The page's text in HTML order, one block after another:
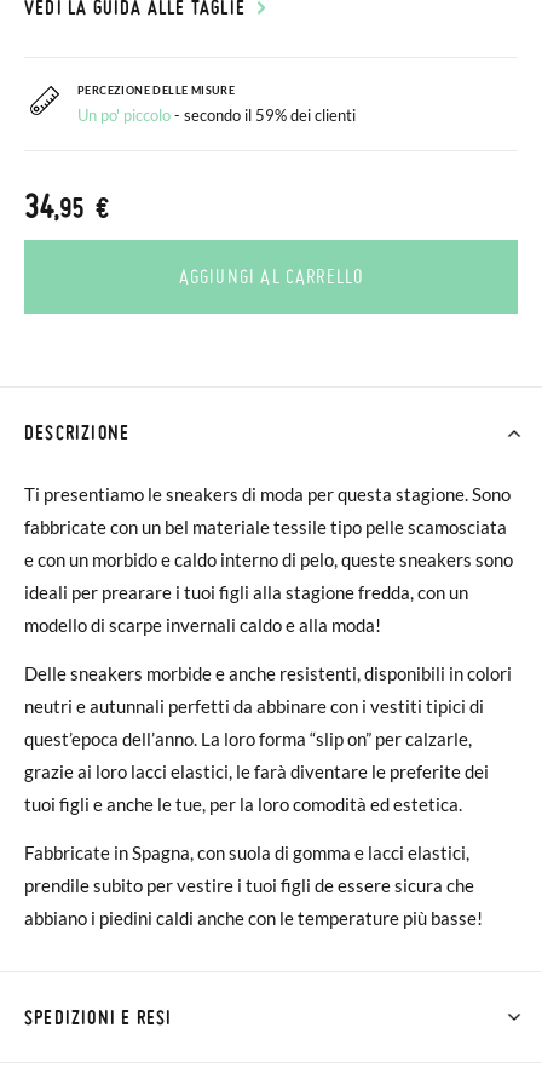
VEDI LA GUIDA ALLE TAGLIE
PERCEZIONE DELLE MISURE
Un po' piccolo- secondo il 59% dei clienti
34,95 €
AGGIUNGI AL CARRELLO
DESCRIZIONE
Ti presentiamo le sneakers di moda per questa stagione. Sono
fabbricate con un bel materiale tessile tipo pelle scamosciata
e con un morbido e caldo interno di pelo, queste sneakers sono
ideali per prearare i tuoi figli alla stagione fredda, con un
modello di scarpe invernali caldo e alla moda!
Delle sneakers morbide e anche resistenti, disponibili in colori
neutri e autunnali perfetti da abbinare con i vestiti tipici di
quest’epoca dell’anno. La loro forma “slip on” per calzarle,
grazie ai loro lacci elastici, le farà diventare le preferite dei
tuoi figli e anche le tue, per la loro comodità ed estetica.
Fabbricate in Spagna, con suola di gomma e lacci elastici,
prendile subito per vestire i tuoi figli de essere sicura che
abbiano i piedini caldi anche con le temperature più basse!
SPEDIZIONI E RESI